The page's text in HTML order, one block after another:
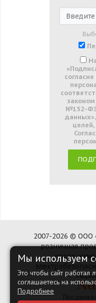
№152-
2007-2026 © ООО
розничная
Мы используем
Это чтобы сайт работал
соглашаетесь на
Подробнее